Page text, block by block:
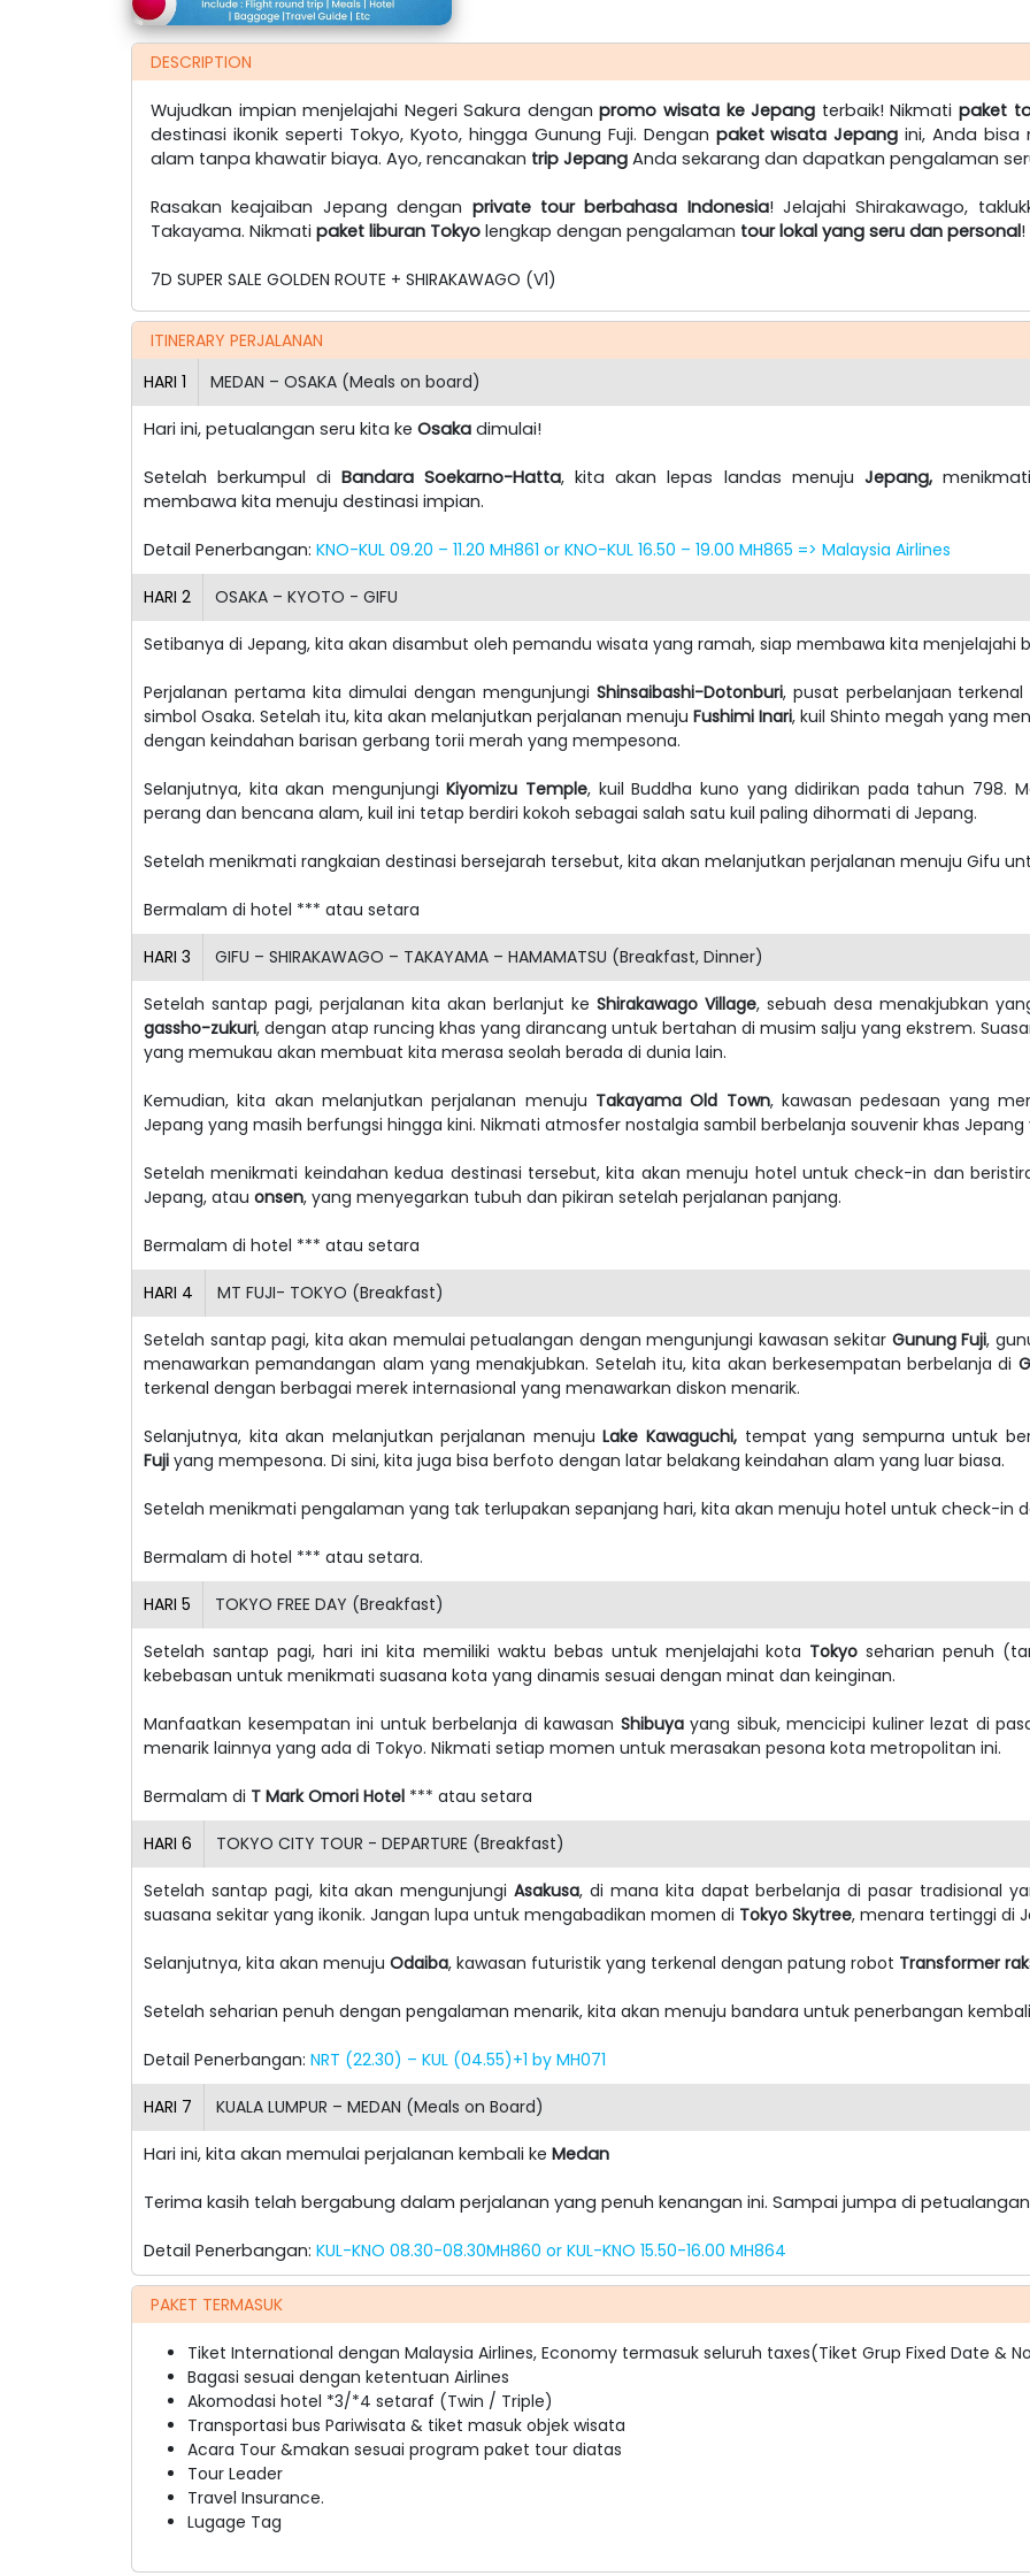
DESCRIPTION
Wujudkan impian menjelajahi Negeri Sakura denganpromo wisata ke Jepang terbaik! Nikmati paket
destinasi ikonik seperti Tokyo, Kyoto, hingga Gunung Fuji. Dengan paket wisata Jepang ini, Anda bisa
alam tanpa khawatir biaya. Ayo, rencanakan trip Jepang Anda sekarang dan dapatkan pengalaman
Rasakan keajaiban Jepang dengan private tour berbahasa Indonesia! Jelajahi Shirakawago,
Takayama. Nikmati paket liburan Tokyo lengkap dengan pengalaman tour lokal yang seru dan personal!
7D SUPER SALE GOLDEN ROUTE + SHIRAKAWAGO (V1)
ITINERARY PERJALANAN
HARI 1 MEDAN – OSAKA (Meals on board)
Hari ini, petualangan seru kita ke Osaka dimulai!
Setelah berkumpul diBandara Soekarno-Hatta, kita akan lepas landas menuju Jepang,
membawa kita menuju destinasi impian.
Detail Penerbangan: KNO-KUL 09.20 – 11.20 MH861 or KNO-KUL 16.50 – 19.00 MH865 => Malaysia Airlines
HARI 2 OSAKA – KYOTO - GIFU
Setibanya di Jepang, kita akan disambut oleh pemandu wisata yang ramah, siap membawa kita menjelajahi
Perjalanan pertama kita dimulai dengan mengunjungi Shinsaibashi-Dotonburi, pusat perbelanjaan
simbol Osaka. Setelah itu, kita akan melanjutkan perjalanan menuju Fushimi Inari, kuil Shinto megah yang
dengan keindahan barisan gerbang torii merah yang mempesona.
Selanjutnya, kita akan mengunjungiKiyomizu Temple, kuil Buddha kuno yang didirikan pada tahun 798.
perang dan bencana alam, kuil ini tetap berdiri kokoh sebagai salah satu kuil paling dihormati di Jepang.
Setelah menikmati rangkaian destinasi bersejarah tersebut, kita akan melanjutkan perjalanan menuju Gifu
Bermalam di hotel *** atau setara
HARI 3 GIFU – SHIRAKAWAGO – TAKAYAMA – HAMAMATSU (Breakfast, Dinner)
Setelah santap pagi, perjalanan kita akan berlanjut ke Shirakawago Village, sebuah desa menakjubkan
gassho-zukuri, dengan atap runcing khas yang dirancang untuk bertahan di musim salju yang ekstrem.
yang memukau akan membuat kita merasa seolah berada di dunia lain.
Kemudian, kita akan melanjutkan perjalanan menuju Takayama Old Town, kawasan pedesaan yang
Jepang yang masih berfungsi hingga kini. Nikmati atmosfer nostalgia sambil berbelanja souvenir khas
Setelah menikmati keindahan kedua destinasi tersebut, kita akan menuju hotel untuk check-in dan
Jepang, atau onsen, yang menyegarkan tubuh dan pikiran setelah perjalanan panjang.
Bermalam di hotel *** atau setara
HARI 4 MT FUJI- TOKYO (Breakfast)
Setelah santap pagi, kita akan memulai petualangan dengan mengunjungi kawasan sekitar Gunung Fuji,
menawarkan pemandangan alam yang menakjubkan. Setelah itu, kita akan berkesempatan berbelanja di
terkenal dengan berbagai merek internasional yang menawarkan diskon menarik.
Selanjutnya, kita akan melanjutkan perjalanan menujuLake Kawaguchi,tempat yang sempurna untuk
Fuji yang mempesona. Di sini, kita juga bisa berfoto dengan latar belakang keindahan alam yang luar biasa.
Setelah menikmati pengalaman yang tak terlupakan sepanjang hari, kita akan menuju hotel untuk check-in
Bermalam di hotel *** atau setara.
HARI 5 TOKYO FREE DAY (Breakfast)
Setelah santap pagi, hari ini kita memiliki waktu bebas untuk menjelajahi kota Tokyoseharian penuh
kebebasan untuk menikmati suasana kota yang dinamis sesuai dengan minat dan keinginan.
Manfaatkan kesempatan ini untuk berbelanja di kawasan Shibuyayang sibuk, mencicipi kuliner lezat di
menarik lainnya yang ada di Tokyo. Nikmati setiap momen untuk merasakan pesona kota metropolitan ini.
Bermalam di T Mark Omori Hotel *** atau setara
HARI 6 TOKYO CITY TOUR - DEPARTURE (Breakfast)
Setelah santap pagi, kita akan mengunjungi Asakusa, di mana kita dapat berbelanja di pasar tradisional
suasana sekitar yang ikonik. Jangan lupa untuk mengabadikan momen di Tokyo Skytree, menara tertinggi di
Selanjutnya, kita akan menuju Odaiba, kawasan futuristik yang terkenal dengan patung robot Transformer
Setelah seharian penuh dengan pengalaman menarik, kita akan menuju bandara untuk penerbangan
Detail Penerbangan: NRT (22.30) – KUL (04.55)+1 by MH071
HARI 7 KUALA LUMPUR – MEDAN (Meals on Board)
Hari ini, kita akan memulai perjalanan kembali ke Medan
Terima kasih telah bergabung dalam perjalanan yang penuh kenangan ini. Sampai jumpa di
Detail Penerbangan: KUL-KNO 08.30-08.30MH860 or KUL-KNO 15.50-16.00 MH864
PAKET TERMASUK
Tiket International dengan Malaysia Airlines, Economy termasuk seluruh taxes(Tiket Grup Fixed Date &
Bagasi sesuai dengan ketentuan Airlines
Akomodasi hotel *3/*4 setaraf (Twin / Triple)
Transportasi bus Pariwisata & tiket masuk objek wisata
Acara Tour &makan sesuai program paket tour diatas
Tour Leader
Travel Insurance.
Lugage Tag